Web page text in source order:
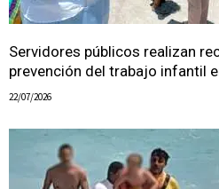
Servidores públicos realizan
prevención del trabajo infantil
22/07/2026